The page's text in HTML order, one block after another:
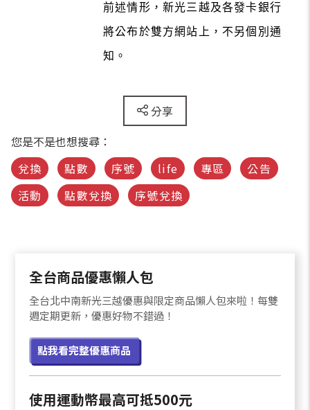
前述情形，新光三越及各發卡銀行
將公布於雙方網站上，不另個別通
知。
分享
您是不是也想搜尋：
兌換
點數 序號 life 專區
公告
活動
點數兌換 序號兌換
全台商品優惠懶人包
全台北中南新光三越優惠與限定商品懶人包來啦！每雙
週定期更新，優惠好物不錯過！
點我看完整優惠商品
使用運動幣最高可抵500元